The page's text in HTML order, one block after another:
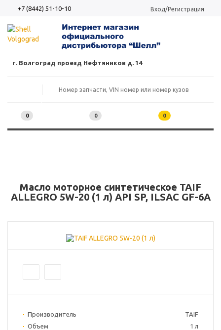
+7 (8442) 51-10-10 Вход/Регистрация
г. Волгоград проезд Нефтяников д. 14
0 0 0
Масло моторное синтетическое TAIF
ALLEGRO 5W-20 (1 л) API SP, ILSAC GF-6A
Производитель
TAIF
Объем
1 л